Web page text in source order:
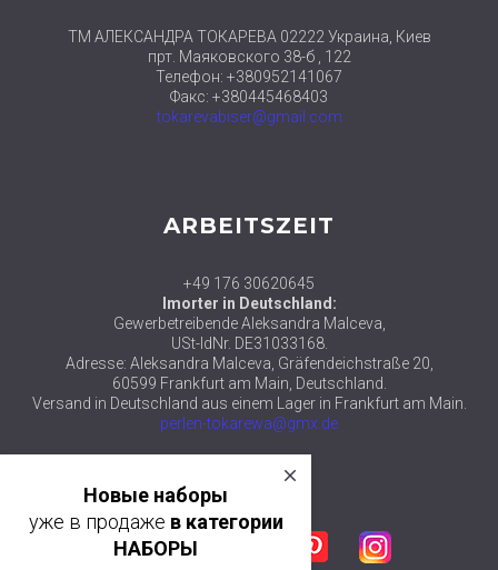
ТМ АЛЕКСАНДРА ТОКАРЕВА 02222 Украина, Киев
прт. Маяковского 38-б , 122
Телефон: +380952141067
Факс: +380445468403
tokarevabiser@gmail.com
ARBEITSZEIT
+49 176 30620645
Imorter in Deutschland:
Gewerbetreibende Aleksandra Malceva,
USt-IdNr. DE31033168.
Adresse: Aleksandra Malceva, Gräfendeichstraße 20,
60599 Frankfurt am Main, Deutschland.
Versand in Deutschland aus einem Lager in Frankfurt am Main.
perlen-tokarewa@gmx.de
Facebook Twitter Google plus Pinterest Instagram
Новые наборы
уже в продаже в категории
НАБОРЫ
close